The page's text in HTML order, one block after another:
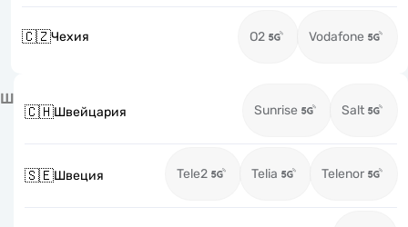
🇨🇿Чехия O2 Vodafone
Ш
🇨🇭Швейцария Sunrise Salt
🇸🇪Швеция Tele2 Telia Telenor